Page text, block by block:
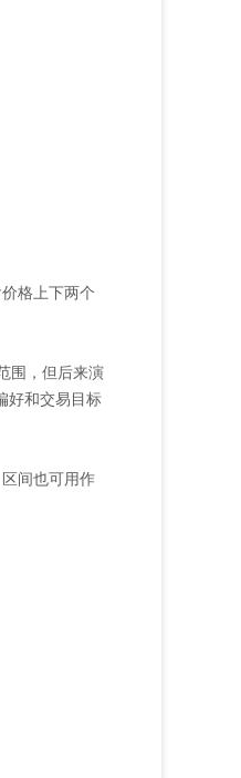
格上下两个
围，但后来演
好和交易目标
间也可用作